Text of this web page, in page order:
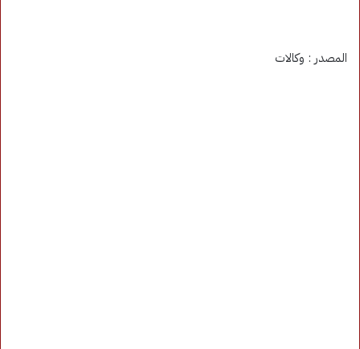
المصدر : وكالات